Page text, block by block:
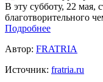
В эту субботу, 22 мая,
благотворительного
Подробнее
Автор: FRATRIA
Источник: fratria.ru